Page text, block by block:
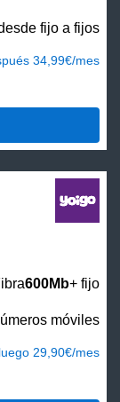
fijo a fijos
34,99€/mes
600Mb+ fijo
móviles
29,90€/mes